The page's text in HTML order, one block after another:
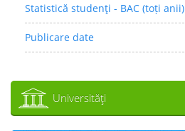
Statistică studenţi - BAC (toți anii)
Publicare date
Universităţi